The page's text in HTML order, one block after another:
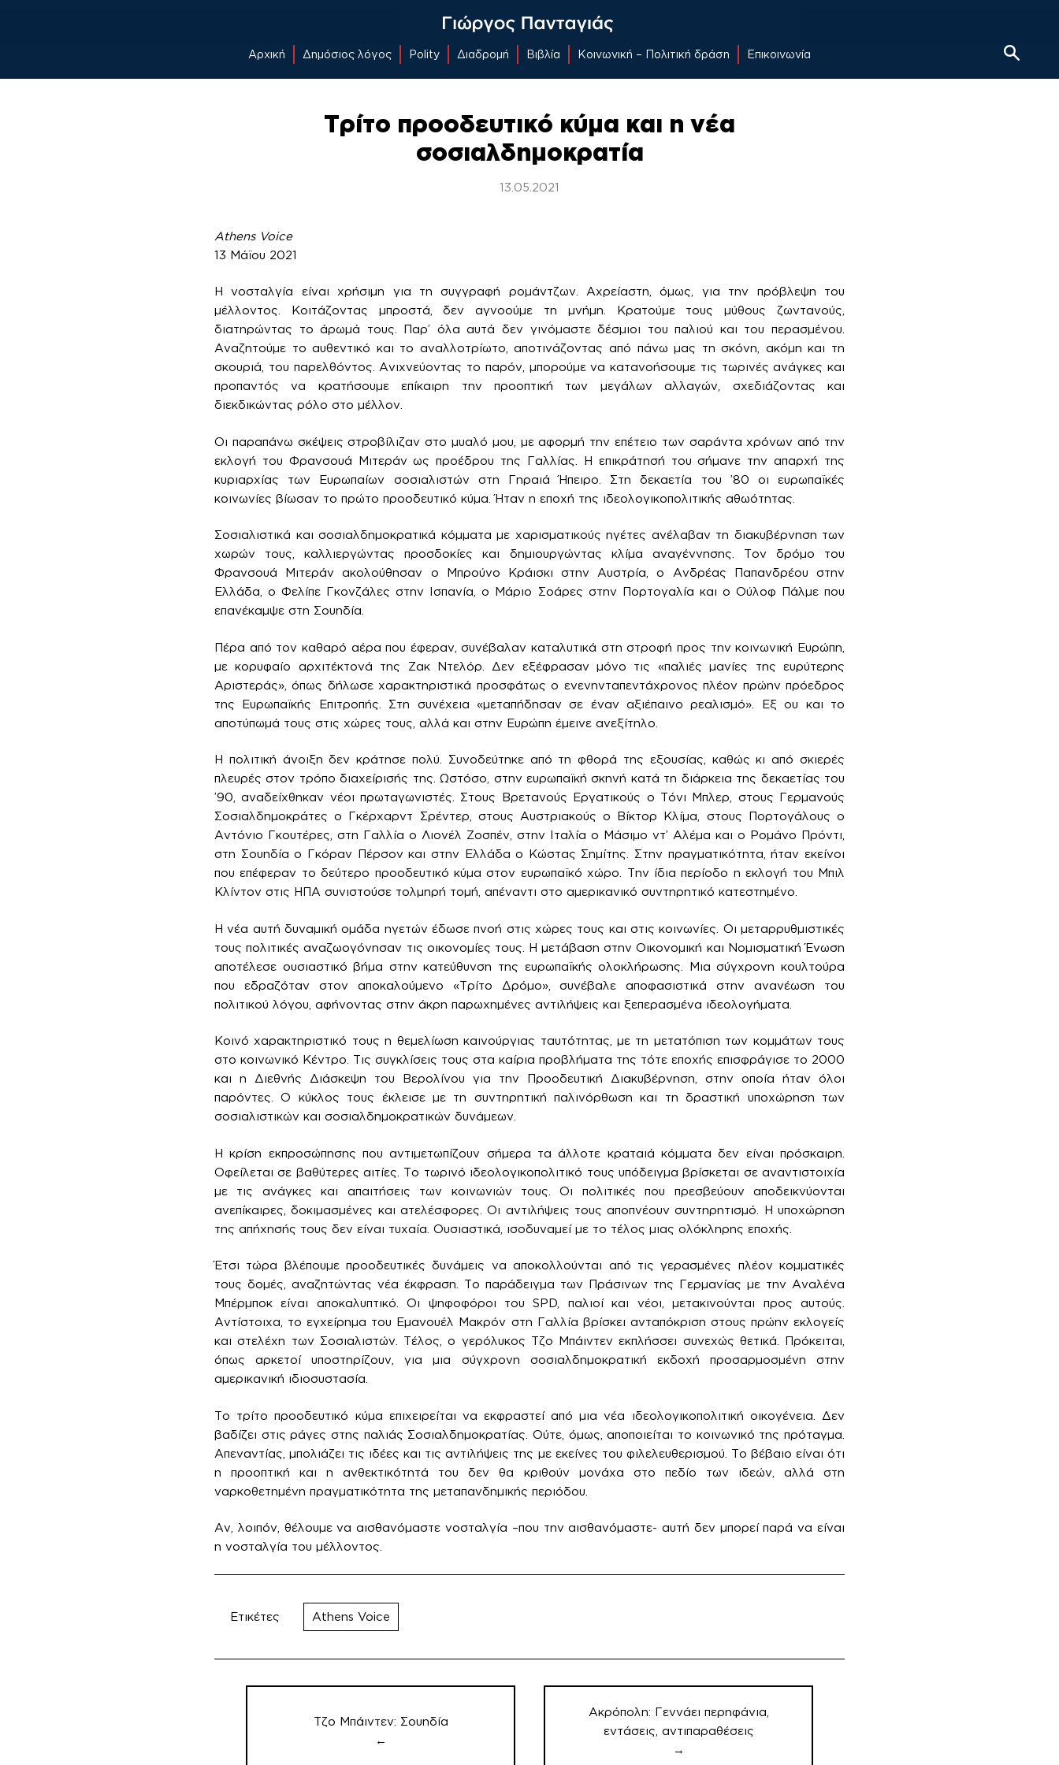
Αρχική Δημόσιος λόγος Polity Διαδρομή Βιβλία Κοινωνική – Πολιτική δράση Επικοινωνία
Τρίτο προοδευτικό κύμα και η νέα
σοσιαλδημοκρατία
13.05.2021
Athens Voice
13 Μάϊου 2021
Η νοσταλγία είναι χρήσιμη για τη συγγραφή ρομάντζων. Αχρείαστη, όμως, για την πρόβλεψη του
μέλλοντος. Κοιτάζοντας μπροστά, δεν αγνοούμε τη μνήμη. Κρατούμε τους μύθους ζωντανούς,
διατηρώντας το άρωμά τους. Παρ’ όλα αυτά δεν γινόμαστε δέσμιοι του παλιού και του περασμένου.
Αναζητούμε το αυθεντικό και το αναλλοτρίωτο, αποτινάζοντας από πάνω μας τη σκόνη, ακόμη και τη
σκουριά, του παρελθόντος. Ανιχνεύοντας το παρόν, μπορούμε να κατανοήσουμε τις τωρινές ανάγκες και
προπαντός να κρατήσουμε επίκαιρη την προοπτική των μεγάλων αλλαγών, σχεδιάζοντας και
διεκδικώντας ρόλο στο μέλλον.
Οι παραπάνω σκέψεις στροβίλιζαν στο μυαλό μου, με αφορμή την επέτειο των σαράντα χρόνων από την
εκλογή του Φρανσουά Μιτεράν ως προέδρου της Γαλλίας. Η επικράτησή του σήμανε την απαρχή της
κυριαρχίας των Ευρωπαίων σοσιαλιστών στη Γηραιά Ήπειρο. Στη δεκαετία του ’80 οι ευρωπαϊκές
κοινωνίες βίωσαν το πρώτο προοδευτικό κύμα. Ήταν η εποχή της ιδεολογικοπολιτικής αθωότητας.
Σοσιαλιστικά και σοσιαλδημοκρατικά κόμματα με χαρισματικούς ηγέτες ανέλαβαν τη διακυβέρνηση των
χωρών τους, καλλιεργώντας προσδοκίες και δημιουργώντας κλίμα αναγέννησης. Τον δρόμο του
Φρανσουά Μιτεράν ακολούθησαν ο Μπρούνο Κράισκι στην Αυστρία, ο Ανδρέας Παπανδρέου στην
Ελλάδα, ο Φελίπε Γκονζάλες στην Ισπανία, ο Μάριο Σοάρες στην Πορτογαλία και ο Ούλοφ Πάλμε που
επανέκαμψε στη Σουηδία.
Πέρα από τον καθαρό αέρα που έφεραν, συνέβαλαν καταλυτικά στη στροφή προς την κοινωνική Ευρώπη,
με κορυφαίο αρχιτέκτονά της Ζακ Ντελόρ. Δεν εξέφρασαν μόνο τις «παλιές μανίες της ευρύτερης
Αριστεράς», όπως δήλωσε χαρακτηριστικά προσφάτως ο ενενηνταπεντάχρονος πλέον πρώην πρόεδρος
της Ευρωπαϊκής Επιτροπής. Στη συνέχεια «μεταπήδησαν σε έναν αξιέπαινο ρεαλισμό». Εξ ου και το
αποτύπωμά τους στις χώρες τους, αλλά και στην Ευρώπη έμεινε ανεξίτηλο.
Η πολιτική άνοιξη δεν κράτησε πολύ. Συνοδεύτηκε από τη φθορά της εξουσίας, καθώς κι από σκιερές
πλευρές στον τρόπο διαχείρισής της. Ωστόσο, στην ευρωπαϊκή σκηνή κατά τη διάρκεια της δεκαετίας του
’90, αναδείχθηκαν νέοι πρωταγωνιστές. Στους Βρετανούς Εργατικούς ο Τόνι Μπλερ, στους Γερμανούς
Σοσιαλδημοκράτες ο Γκέρχαρντ Σρέντερ, στους Αυστριακούς ο Βίκτορ Κλίμα, στους Πορτογάλους ο
Αντόνιο Γκουτέρες, στη Γαλλία ο Λιονέλ Ζοσπέν, στην Ιταλία ο Μάσιμο ντ’ Αλέμα και ο Ρομάνο Πρόντι,
στη Σουηδία ο Γκόραν Πέρσον και στην Ελλάδα ο Κώστας Σημίτης. Στην πραγματικότητα, ήταν εκείνοι
που επέφεραν το δεύτερο προοδευτικό κύμα στον ευρωπαϊκό χώρο. Την ίδια περίοδο η εκλογή του Μπιλ
Κλίντον στις ΗΠΑ συνιστούσε τολμηρή τομή, απέναντι στο αμερικανικό συντηρητικό κατεστημένο.
Η νέα αυτή δυναμική ομάδα ηγετών έδωσε πνοή στις χώρες τους και στις κοινωνίες. Οι μεταρρυθμιστικές
τους πολιτικές αναζωογόνησαν τις οικονομίες τους. Η μετάβαση στην Οικονομική και Νομισματική Ένωση
αποτέλεσε ουσιαστικό βήμα στην κατεύθυνση της ευρωπαϊκής ολοκλήρωσης. Μια σύγχρονη κουλτούρα
που εδραζόταν στον αποκαλούμενο «Τρίτο Δρόμο», συνέβαλε αποφασιστικά στην ανανέωση του
πολιτικού λόγου, αφήνοντας στην άκρη παρωχημένες αντιλήψεις και ξεπερασμένα ιδεολογήματα.
Κοινό χαρακτηριστικό τους η θεμελίωση καινούργιας ταυτότητας, με τη μετατόπιση των κομμάτων τους
στο κοινωνικό Κέντρο. Τις συγκλίσεις τους στα καίρια προβλήματα της τότε εποχής επισφράγισε το 2000
και η Διεθνής Διάσκεψη του Βερολίνου για την Προοδευτική Διακυβέρνηση, στην οποία ήταν όλοι
παρόντες. Ο κύκλος τους έκλεισε με τη συντηρητική παλινόρθωση και τη δραστική υποχώρηση των
σοσιαλιστικών και σοσιαλδημοκρατικών δυνάμεων.
Η κρίση εκπροσώπησης που αντιμετωπίζουν σήμερα τα άλλοτε κραταιά κόμματα δεν είναι πρόσκαιρη.
Οφείλεται σε βαθύτερες αιτίες. Το τωρινό ιδεολογικοπολιτικό τους υπόδειγμα βρίσκεται σε αναντιστοιχία
με τις ανάγκες και απαιτήσεις των κοινωνιών τους. Οι πολιτικές που πρεσβεύουν αποδεικνύονται
ανεπίκαιρες, δοκιμασμένες και ατελέσφορες. Οι αντιλήψεις τους αποπνέουν συντηρητισμό. Η υποχώρηση
της απήχησής τους δεν είναι τυχαία. Ουσιαστικά, ισοδυναμεί με το τέλος μιας ολόκληρης εποχής.
Έτσι τώρα βλέπουμε προοδευτικές δυνάμεις να αποκολλούνται από τις γερασμένες πλέον κομματικές
τους δομές, αναζητώντας νέα έκφραση. Το παράδειγμα των Πράσινων της Γερμανίας με την Αναλένα
Μπέρμποκ είναι αποκαλυπτικό. Οι ψηφοφόροι του SPD, παλιοί και νέοι, μετακινούνται προς αυτούς.
Αντίστοιχα, το εγχείρημα του Εμανουέλ Μακρόν στη Γαλλία βρίσκει ανταπόκριση στους πρώην εκλογείς
και στελέχη των Σοσιαλιστών. Τέλος, ο γερόλυκος Τζο Μπάιντεν εκπλήσσει συνεχώς θετικά. Πρόκειται,
όπως αρκετοί υποστηρίζουν, για μια σύγχρονη σοσιαλδημοκρατική εκδοχή προσαρμοσμένη στην
αμερικανική ιδιοσυστασία.
Το τρίτο προοδευτικό κύμα επιχειρείται να εκφραστεί από μια νέα ιδεολογικοπολιτική οικογένεια. Δεν
βαδίζει στις ράγες στης παλιάς Σοσιαλδημοκρατίας. Ούτε, όμως, αποποιείται το κοινωνικό της πρόταγμα.
Απεναντίας, μπολιάζει τις ιδέες και τις αντιλήψεις της με εκείνες του φιλελευθερισμού. Το βέβαιο είναι ότι
η προοπτική και η ανθεκτικότητά του δεν θα κριθούν μονάχα στο πεδίο των ιδεών, αλλά στη
ναρκοθετημένη πραγματικότητα της μεταπανδημικής περιόδου.
Αν, λοιπόν, θέλουμε να αισθανόμαστε νοσταλγία –που την αισθανόμαστε- αυτή δεν μπορεί παρά να είναι
η νοσταλγία του μέλλοντος.
Ετικέτες Athens Voice
Πλοήγηση
Τζο Μπάιντεν: Σουηδία
←
Ακρόπολη: Γεννάει περηφάνια,
εντάσεις, αντιπαραθέσεις
→